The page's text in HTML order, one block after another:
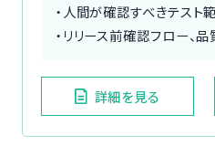
・人間が確認すべきテスト
・リリース前確認フロー、
詳細を見る